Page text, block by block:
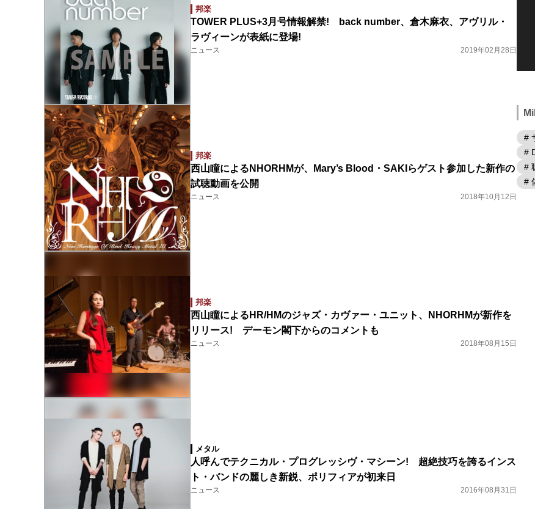
邦楽
TOWER PLUS+3月号情報解禁! back number、倉木麻衣、アヴリル・
ラヴィーンが表紙に登場!
ニュース 2019年02月28日
邦楽
西山瞳によるNHORHMが、Mary’s Blood・SAKIらゲスト参加した新作の
試聴動画を公開
ニュース 2018年10月12日
邦楽
西山瞳によるHR/HMのジャズ・カヴァー・ユニット、NHORHMが新作を
リリース! デーモン閣下からのコメントも
ニュース 2018年08月15日
メタル
人呼んでテクニカル・プログレッシヴ・マシーン! 超絶技巧を誇るインス
ト・バンドの麗しき新鋭、ポリフィアが初来日
ニュース 2016年08月31日
#
#
#
#